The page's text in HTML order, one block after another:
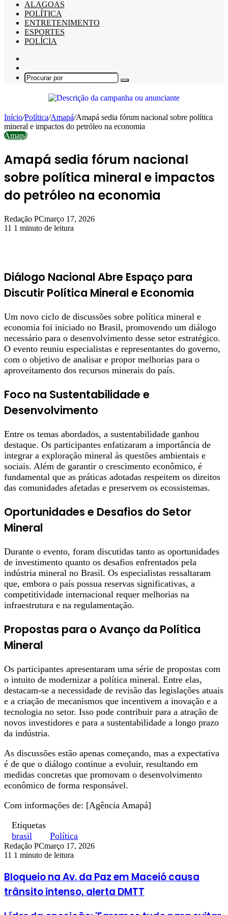
ALAGOAS
POLÍTICA
ENTRETENIMENTO
ESPORTES
POLÍCIA
skin
Procurar
Início/Política/Amapá/Amapá sedia fórum nacional sobre política
mineral e impactos do petróleo na economia
Amapá
Amapá sedia fórum nacional
sobre política mineral e impactos
do petróleo na economia
Redação PCmarço 17, 2026
11 1 minuto de leitura
Diálogo Nacional Abre Espaço para
Discutir Política Mineral e Economia
Um novo ciclo de discussões sobre política mineral e
economia foi iniciado no Brasil, promovendo um diálogo
necessário para o desenvolvimento desse setor estratégico.
O evento reuniu especialistas e representantes do governo,
com o objetivo de analisar e propor melhorias para o
aproveitamento dos recursos minerais do país.
Foco na Sustentabilidade e
Desenvolvimento
Entre os temas abordados, a sustentabilidade ganhou
destaque. Os participantes enfatizaram a importância de
integrar a exploração mineral às questões ambientais e
sociais. Além de garantir o crescimento econômico, é
fundamental que as práticas adotadas respeitem os direitos
das comunidades afetadas e preservem os ecossistemas.
Oportunidades e Desafios do Setor
Mineral
Durante o evento, foram discutidas tanto as oportunidades
de investimento quanto os desafios enfrentados pela
indústria mineral no Brasil. Os especialistas ressaltaram
que, embora o país possua reservas significativas, a
competitividade internacional requer melhorias na
infraestrutura e na regulamentação.
Propostas para o Avanço da Política
Mineral
Os participantes apresentaram uma série de propostas com
o intuito de modernizar a política mineral. Entre elas,
destacam-se a necessidade de revisão das legislações atuais
e a criação de mecanismos que incentivem a inovação e a
tecnologia no setor. Isso pode contribuir para a atração de
novos investidores e para a sustentabilidade a longo prazo
da indústria.
As discussões estão apenas começando, mas a expectativa
é de que o diálogo continue a evoluir, resultando em
medidas concretas que promovam o desenvolvimento
econômico de forma responsável.
Com informações de: [Agência Amapá]
Etiquetas
brasil
Política
Redação PCmarço 17, 2026
11 1 minuto de leitura
Bloqueio na Av. da Paz em Maceió causa
trânsito intenso, alerta DMTT